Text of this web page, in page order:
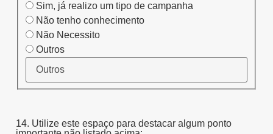
Sim, já realizo um tipo de campanha
Não tenho conhecimento
Não Necessito
Outros
14. Utilize este espaço para destacar algum ponto